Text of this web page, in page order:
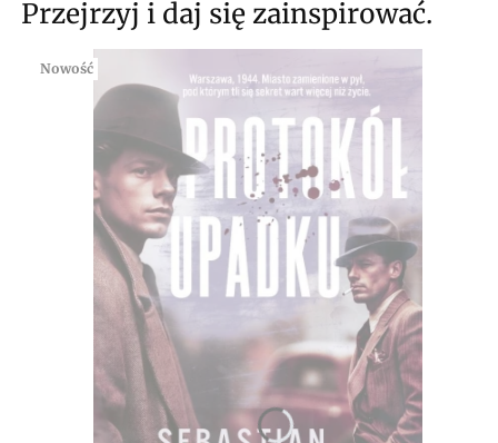
Przejrzyj i daj się zainspirować.
Nowość